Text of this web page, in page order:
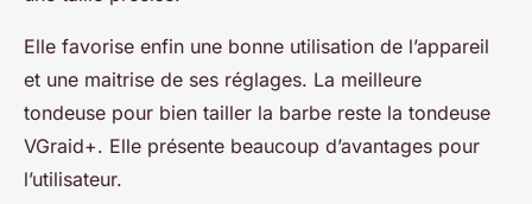
Elle favorise enfin une bonne utilisation de l’appareil
et une maitrise de ses réglages. La meilleure
tondeuse pour bien tailler la barbe reste la tondeuse
VGraid+. Elle présente beaucoup d’avantages pour
l’utilisateur.